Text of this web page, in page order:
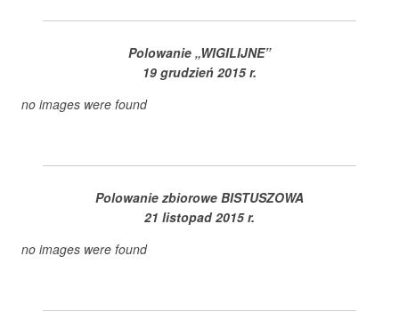
Polowanie „WIGILIJNE”
19 grudzień 2015 r.
no images were found
Polowanie zbiorowe BISTUSZOWA
21 listopad 2015 r.
no images were found